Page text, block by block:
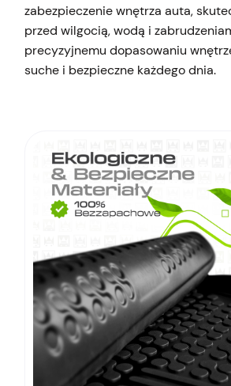
zabezpieczenie wnętrza auta,
przed wilgocią, wodą i
precyzyjnemu dopasowaniu
suche i bezpieczne każdego dnia.